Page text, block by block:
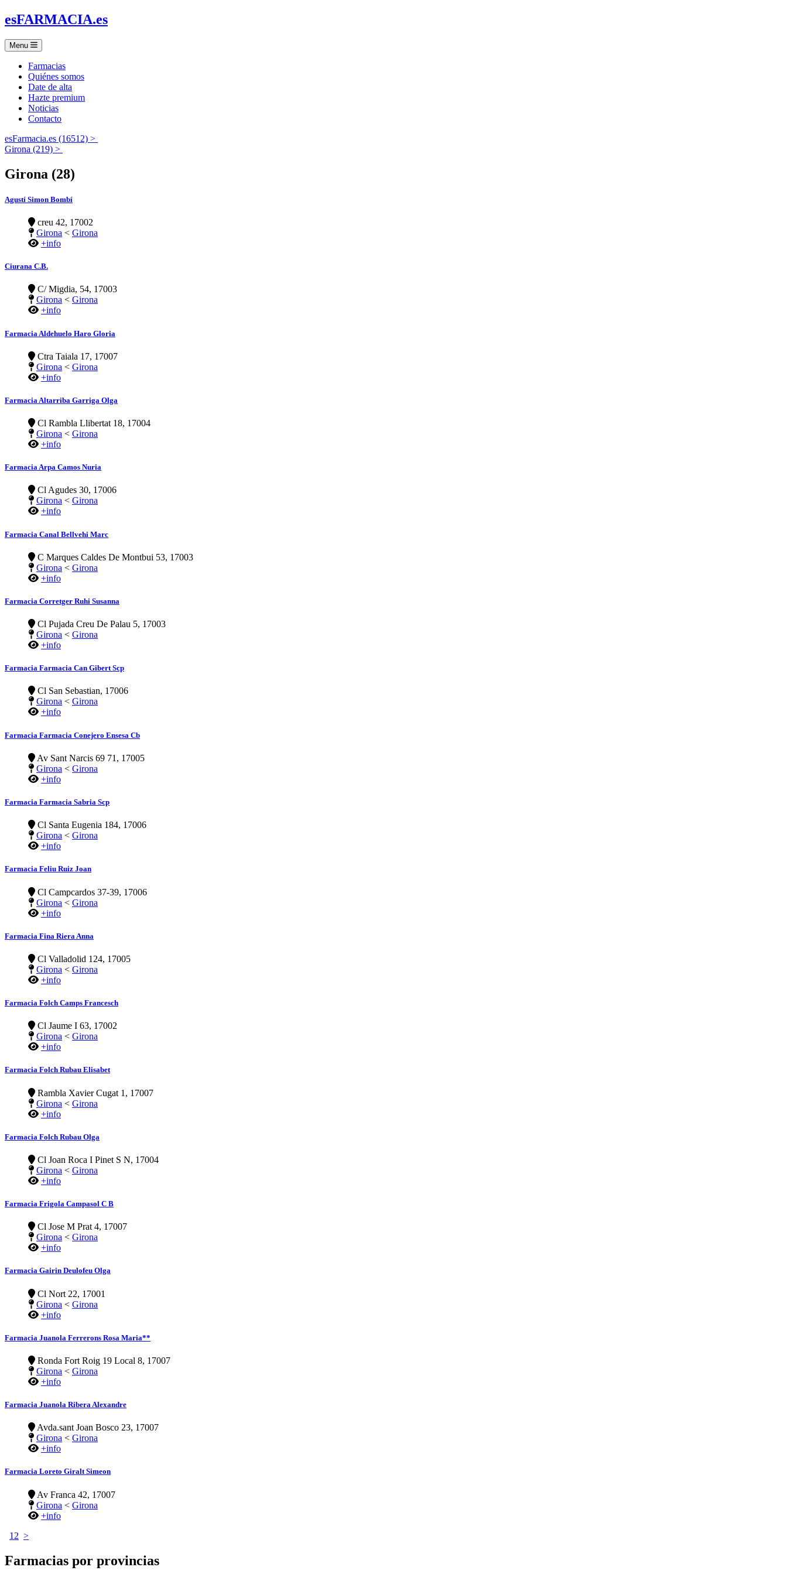
esFARMACIA.es
Menu
Farmacias
Quiénes somos
Date de alta
Hazte premium
Noticias
Contacto
esFarmacia.es (16512) >
Girona (219) >
Girona (28)
Agustí Simon Bombí
creu 42, 17002
Girona < Girona
+info
Ciurana C.B.
C/ Migdia, 54, 17003
Girona < Girona
+info
Farmacia Aldehuelo Haro Gloria
Ctra Taiala 17, 17007
Girona < Girona
+info
Farmacia Altarriba Garriga Olga
Cl Rambla Llibertat 18, 17004
Girona < Girona
+info
Farmacia Arpa Camos Nuria
Cl Agudes 30, 17006
Girona < Girona
+info
Farmacia Canal Bellvehi Marc
C Marques Caldes De Montbui 53, 17003
Girona < Girona
+info
Farmacia Corretger Ruhi Susanna
Cl Pujada Creu De Palau 5, 17003
Girona < Girona
+info
Farmacia Farmacia Can Gibert Scp
Cl San Sebastian, 17006
Girona < Girona
+info
Farmacia Farmacia Conejero Ensesa Cb
Av Sant Narcis 69 71, 17005
Girona < Girona
+info
Farmacia Farmacia Sabria Scp
Cl Santa Eugenia 184, 17006
Girona < Girona
+info
Farmacia Feliu Ruiz Joan
Cl Campcardos 37-39, 17006
Girona < Girona
+info
Farmacia Fina Riera Anna
Cl Valladolid 124, 17005
Girona < Girona
+info
Farmacia Folch Camps Francesch
Cl Jaume I 63, 17002
Girona < Girona
+info
Farmacia Folch Rubau Elisabet
Rambla Xavier Cugat 1, 17007
Girona < Girona
+info
Farmacia Folch Rubau Olga
Cl Joan Roca I Pinet S N, 17004
Girona < Girona
+info
Farmacia Frigola Campasol C B
Cl Jose M Prat 4, 17007
Girona < Girona
+info
Farmacia Gairin Deulofeu Olga
Cl Nort 22, 17001
Girona < Girona
+info
Farmacia Juanola Ferrerons Rosa Maria**
Ronda Fort Roig 19 Local 8, 17007
Girona < Girona
+info
Farmacia Juanola Ribera Alexandre
Avda.sant Joan Bosco 23, 17007
Girona < Girona
+info
Farmacia Loreto Giralt Simeon
Av Franca 42, 17007
Girona < Girona
+info
1 2 >
Farmacias por provincias